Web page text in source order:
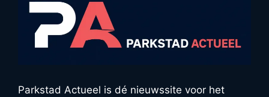
Parkstad Actueel is dé nieuwssite voor het